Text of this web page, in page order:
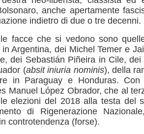
anche apertamente
indietro di due o tre decenni.
facce che si vedono sono
in Argentina, dei Michel Temer e
dei Sebastián Piñeira in Cile,
(absit iniuria nominis), della
in Paraguay e Honduras.
Manuel López Obrador, che al
elezioni del 2018 alla testa del
di Rigenerazione
controtendenza (forse).